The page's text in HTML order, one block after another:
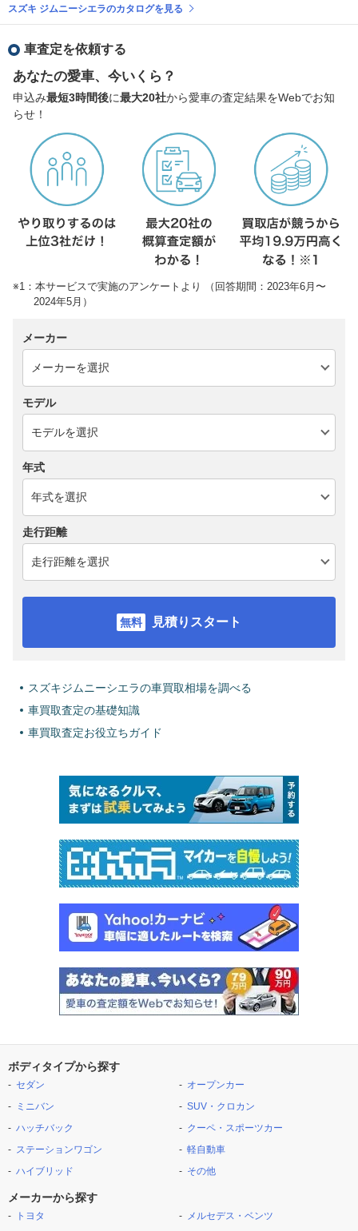
スズキ ジムニーシエラのカタログを見る
車査定を依頼する
あなたの愛車、今いくら？
申込み最短3時間後に最大20社から愛車の査定結果をWebでお知
らせ！
※1：本サービスで実施のアンケートより （回答期間：2023年6月〜
2024年5月）
メーカー
モデル
年式
走行距離
見積りスタート
スズキジムニーシエラの車買取相場を調べる
車買取査定の基礎知識
車買取査定お役立ちガイド
ボディタイプから探す
セダン
ミニバン
ハッチバック
ステーションワゴン
ハイブリッド
オープンカー
SUV・クロカン
クーペ・スポーツカー
軽自動車
その他
メーカーから探す
トヨタ
メルセデス・ベンツ